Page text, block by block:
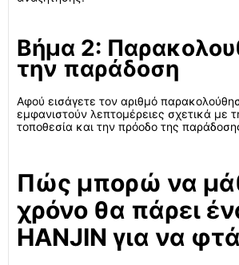
Βήμα 2:
την παράδοση
Αφού εισάγετε τον αριθμό
εμφανιστούν λεπτομέρειες σχετικά με
τοποθεσία και την πρόοδο της
Πώς μπορώ να
χρόνο θα πάρει
HANJIN για να